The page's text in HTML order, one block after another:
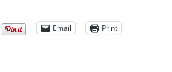
Email Print